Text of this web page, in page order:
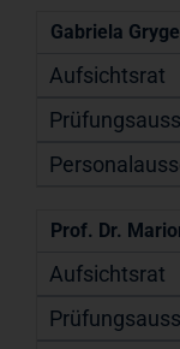
Gabriela
Prof. Dr.